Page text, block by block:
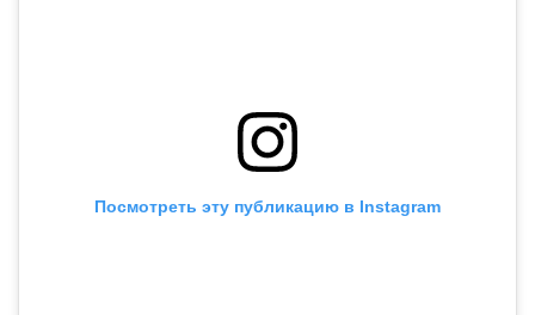
Посмотреть эту публикацию в Instagram